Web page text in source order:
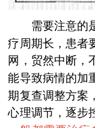
需要注意的是
疗周期长，患者
网，贸然中断，
能导致病情的加
期复查调整方案
心理调节，逐步